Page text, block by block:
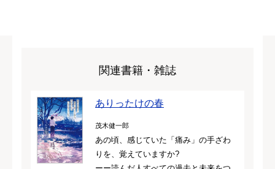
関連書籍・雑誌
ありったけの春
茂木健一郎
あの頃、感じていた「痛み」の手ざわ
りを、覚えていますか?